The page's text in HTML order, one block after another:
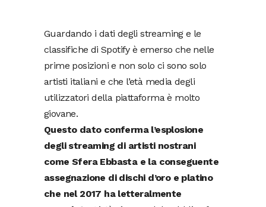
Guardando i dati degli streaming e le
classifiche di Spotify è emerso che nelle
prime posizioni e non solo ci sono solo
artisti italiani e che l’età media degli
utilizzatori della piattaforma è molto
giovane.
Questo dato conferma l’esplosione
degli streaming di artisti nostrani
come Sfera Ebbasta e la conseguente
assegnazione di dischi d’oro e platino
che nel 2017 ha letteralmente